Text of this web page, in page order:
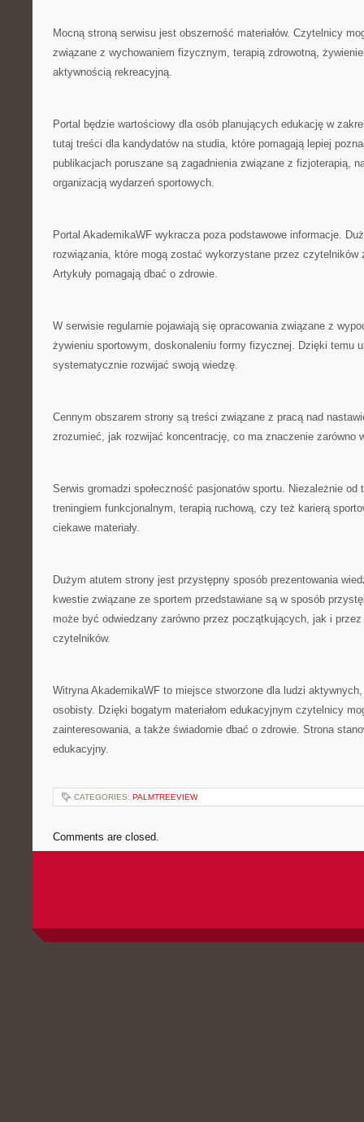
Mocną stroną serwisu jest obszerność materiałów. Czytelnicy
związane z wychowaniem fizycznym, terapią zdrowotną,
aktywnością rekreacyjną.
Portal będzie wartościowy dla osób planujących edukację w
tutaj treści dla kandydatów na studia, które pomagają lepiej
publikacjach poruszane są zagadnienia związane z fizjoterapią,
organizacją wydarzeń sportowych.
Portal AkademikaWF wykracza poza podstawowe informacje.
rozwiązania, które mogą zostać wykorzystane przez czytelników
Artykuły pomagają dbać o zdrowie.
W serwisie regularnie pojawiają się opracowania związane z
żywieniu sportowym, doskonaleniu formy fizycznej. Dzięki temu
systematycznie rozwijać swoją wiedzę.
Cennym obszarem strony są treści związane z pracą nad
zrozumieć, jak rozwijać koncentrację, co ma znaczenie zarówno
Serwis gromadzi społeczność pasjonatów sportu. Niezależnie
treningiem funkcjonalnym, terapią ruchową, czy też karierą
ciekawe materiały.
Dużym atutem strony jest przystępny sposób prezentowania
kwestie związane ze sportem przedstawiane są w sposób
może być odwiedzany zarówno przez początkujących, jak i
czytelników.
Witryna AkademikaWF to miejsce stworzone dla ludzi
osobisty. Dzięki bogatym materiałom edukacyjnym czytelnicy
zainteresowania, a także świadomie dbać o zdrowie. Strona
edukacyjny.
CATEGORIES: PALMTREEVIEW
Comments are closed.